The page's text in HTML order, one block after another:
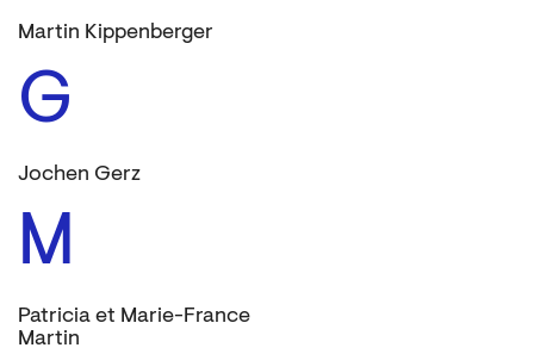
Martin Kippenberger
G
Jochen Gerz
M
Patricia et Marie-France
Martin